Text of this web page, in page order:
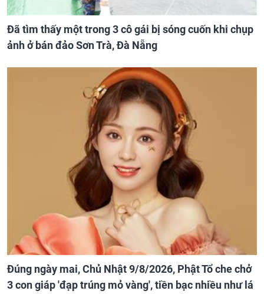
Đã tìm thấy một trong 3 cô gái bị sóng cuốn khi chụp
ảnh ở bán đảo Sơn Trà, Đà Nẵng
Đúng ngày mai, Chủ Nhật 9/8/2026, Phật Tổ che chở
3 con giáp 'đạp trúng mỏ vàng', tiền bạc nhiều như lá